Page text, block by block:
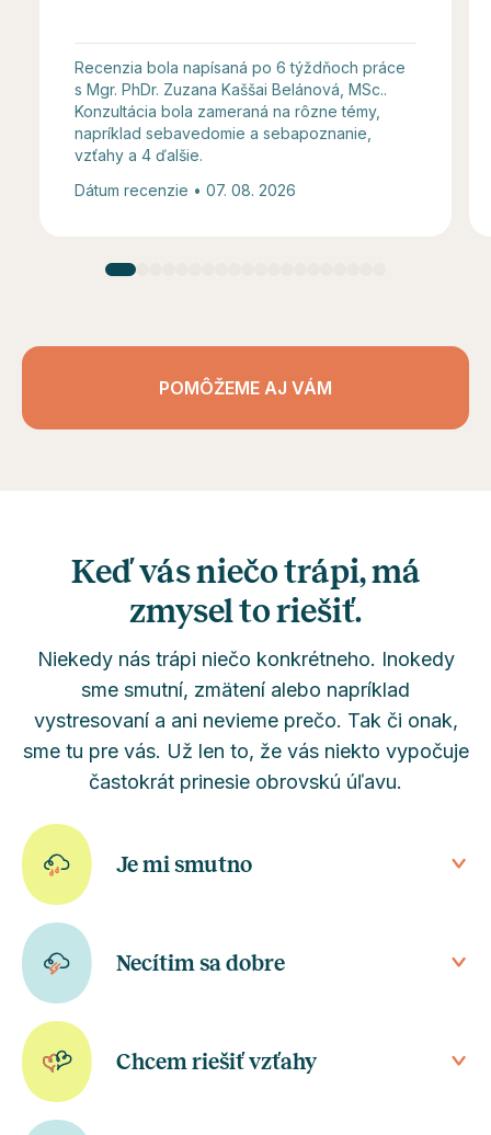
Recenzia bola napísaná po 6 týždňoch práce
s Mgr. PhDr. Zuzana Kaššai Belánová, MSc..
Konzultácia bola zameraná na rôzne témy,
napríklad sebavedomie a sebapoznanie,
vzťahy a 4 ďalšie.
Dátum recenzie • 07. 08. 2026
POMÔŽEME AJ VÁM
Keď vás niečo trápi, má
zmysel to riešiť.
Niekedy nás trápi niečo konkrétneho. Inokedy
sme smutní, zmätení alebo napríklad
vystresovaní a ani nevieme prečo. Tak či onak,
sme tu pre vás. Už len to, že vás niekto vypočuje
častokrát prinesie obrovskú úľavu.
Je mi smutno
Necítim sa dobre
Chcem riešiť vzťahy